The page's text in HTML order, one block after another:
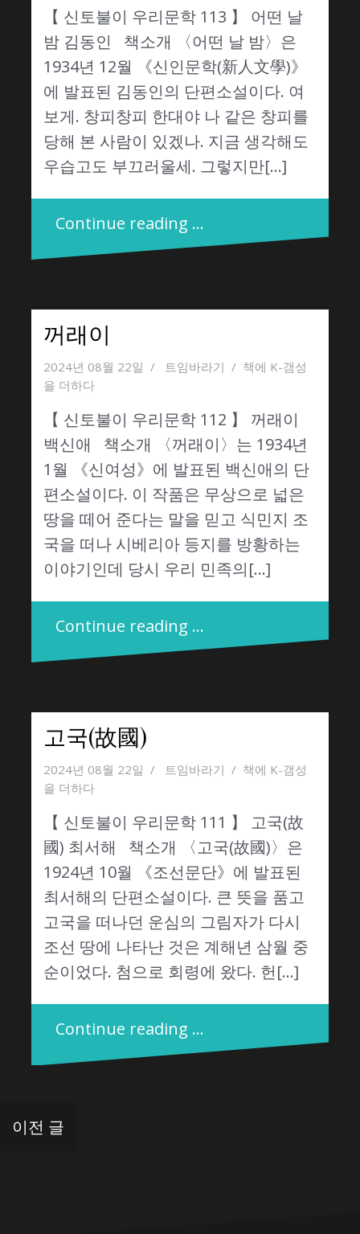
【 신토불이 우리문학 113 】 어떤 날
밤 김동인 책소개 〈어떤 날 밤〉은
1934년 12월 《신인문학(新人文學)》
에 발표된 김동인의 단편소설이다. 여
보게. 창피창피 한대야 나 같은 창피를
당해 본 사람이 있겠나. 지금 생각해도
우습고도 부끄러울세. 그렇지만[…]
Continue reading …
꺼래이
2024년 08월 22일 트임바라기
책에 K-갬성
을 더하다
【 신토불이 우리문학 112 】 꺼래이
백신애 책소개 〈꺼래이〉는 1934년
1월 《신여성》에 발표된 백신애의 단
편소설이다. 이 작품은 무상으로 넓은
땅을 떼어 준다는 말을 믿고 식민지 조
국을 떠나 시베리아 등지를 방황하는
이야기인데 당시 우리 민족의[…]
Continue reading …
고국(故國)
2024년 08월 22일 트임바라기
책에 K-갬성
을 더하다
【 신토불이 우리문학 111 】 고국(故
國) 최서해 책소개 〈고국(故國)〉은
1924년 10월 《조선문단》에 발표된
최서해의 단편소설이다. 큰 뜻을 품고
고국을 떠나던 운심의 그림자가 다시
조선 땅에 나타난 것은 계해년 삼월 중
순이었다. 첨으로 회령에 왔다. 헌[…]
Continue reading …
글
탐이전 글